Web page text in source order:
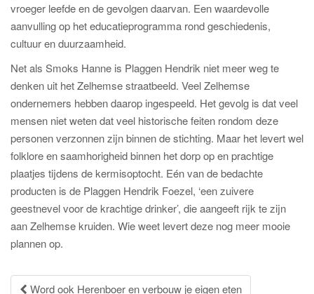
vroeger leefde en de gevolgen daarvan. Een waardevolle
aanvulling op het educatieprogramma rond geschiedenis,
cultuur en duurzaamheid.
Net als Smoks Hanne is Plaggen Hendrik niet meer weg te
denken uit het Zelhemse straatbeeld. Veel Zelhemse
ondernemers hebben daarop ingespeeld. Het gevolg is dat veel
mensen niet weten dat veel historische feiten rondom deze
personen verzonnen zijn binnen de stichting. Maar het levert wel
folklore en saamhorigheid binnen het dorp op en prachtige
plaatjes tijdens de kermisoptocht. Eén van de bedachte
producten is de Plaggen Hendrik Foezel, ‘een zuivere
geestnevel voor de krachtige drinker’, die aangeeft rijk te zijn
aan Zelhemse kruiden. Wie weet levert deze nog meer mooie
plannen op.
PostWord ook Herenboer en verbouw je eigen eten